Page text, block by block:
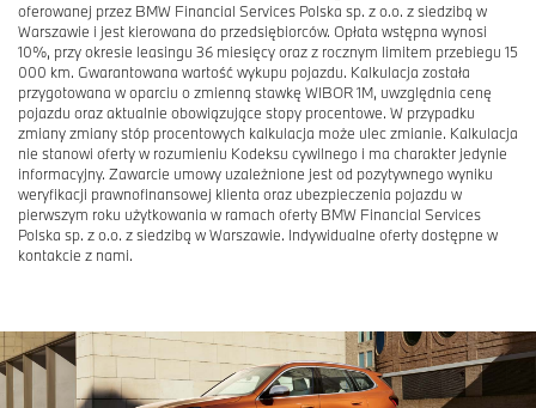
oferowanej przez BMW Financial Services Polska sp. z o.o. z siedzibą w
Warszawie i jest kierowana do przedsiębiorców. Opłata wstępna wynosi
10%, przy okresie leasingu 36 miesięcy oraz z rocznym limitem przebiegu 15
000 km. Gwarantowana wartość wykupu pojazdu. Kalkulacja została
przygotowana w oparciu o zmienną stawkę WIBOR 1M, uwzględnia cenę
pojazdu oraz aktualnie obowiązujące stopy procentowe. W przypadku
zmiany zmiany stóp procentowych kalkulacja może ulec zmianie. Kalkulacja
nie stanowi oferty w rozumieniu Kodeksu cywilnego i ma charakter jedynie
informacyjny. Zawarcie umowy uzależnione jest od pozytywnego wyniku
weryfikacji prawnofinansowej klienta oraz ubezpieczenia pojazdu w
pierwszym roku użytkowania w ramach oferty BMW Financial Services
Polska sp. z o.o. z siedzibą w Warszawie. Indywidualne oferty dostępne w
kontakcie z nami.